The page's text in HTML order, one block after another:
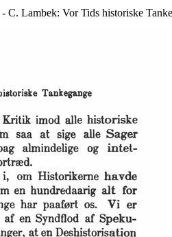
- C. Lambek: Vor Tids historiske